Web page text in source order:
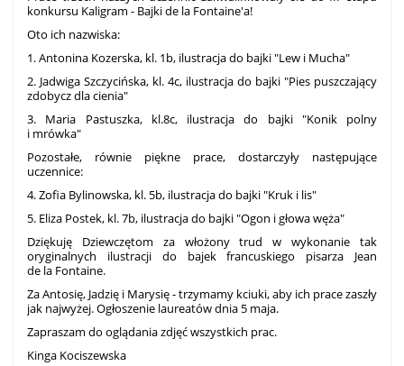
konkursu Kaligram - Bajki de la Fontaine'a!
Oto ich nazwiska:
1. Antonina Kozerska, kl. 1b, ilustracja do bajki "Lew i Mucha"
2. Jadwiga Szczycińska, kl. 4c, ilustracja do bajki "Pies puszczający
zdobycz dla cienia"
3. Maria Pastuszka, kl.8c, ilustracja do bajki "Konik polny
i mrówka"
Pozostałe, równie piękne prace, dostarczyły następujące
uczennice:
4. Zofia Bylinowska, kl. 5b, ilustracja do bajki "Kruk i lis"
5. Eliza Postek, kl. 7b, ilustracja do bajki "Ogon i głowa węża"
Dziękuję Dziewczętom za włożony trud w wykonanie tak
oryginalnych ilustracji do bajek francuskiego pisarza Jean
de la Fontaine.
Za Antosię, Jadzię i Marysię - trzymamy kciuki, aby ich prace zaszły
jak najwyżej. Ogłoszenie laureatów dnia 5 maja.
Zapraszam do oglądania zdjęć wszystkich prac.
Kinga Kociszewska